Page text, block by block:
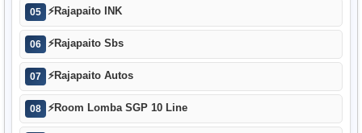
05 ⚡Rajapaito INK
06 ⚡Rajapaito Sbs
07 ⚡Rajapaito Autos
08 ⚡Room Lomba SGP 10 Line